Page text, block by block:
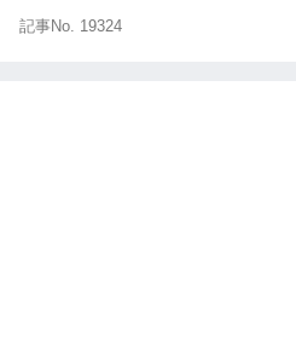
記事No. 19324